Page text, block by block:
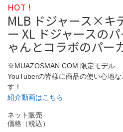
HOT !
MLB ドジャース×キ
ー XL ドジャースの
ゃんとコラボのパー
※MUAZOSMAN.COM 限定モデル
YouTuberの皆様に商品の使い心地
す！
紹介動画はこちら
ネット販売
価格（税込）